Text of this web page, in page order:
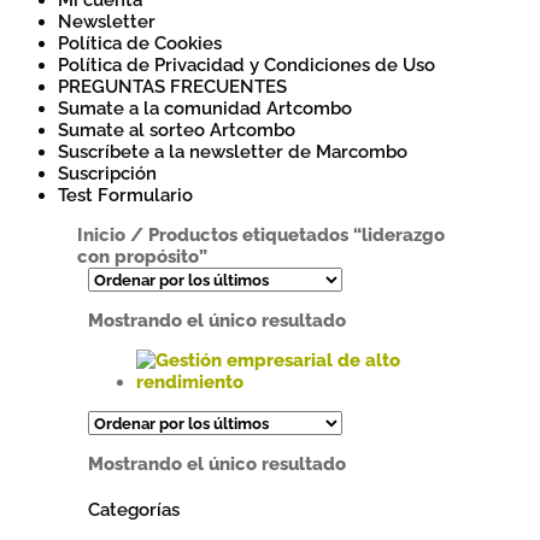
Newsletter
Política de Cookies
Política de Privacidad y Condiciones de Uso
PREGUNTAS FRECUENTES
Sumate a la comunidad Artcombo
Sumate al sorteo Artcombo
Suscríbete a la newsletter de Marcombo
Suscripción
Test Formulario
Inicio / Productos etiquetados “liderazgo
con propósito”
Mostrando el único resultado
producto
múltiples
Las
Mostrando el único resultado
Categorías